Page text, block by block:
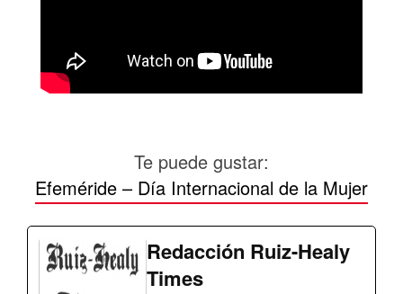
Te puede gustar:
Efeméride – Día Internacional de la Mujer
Redacción Ruiz-Healy
Times